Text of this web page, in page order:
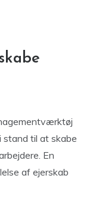
stand til at skabe
En
af ejerskab